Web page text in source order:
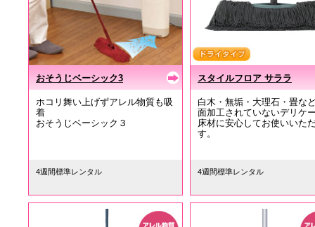
おそうじベーシック3
ホコリ舞い上げずアレル物質も吸
着
おそうじベーシック３
4週間標準レンタル
スタイルフロア サララ
白木・無垢・大理石・畳な
面加工されていないデリケ
床材に安心してお使いいた
す。
4週間標準レンタル